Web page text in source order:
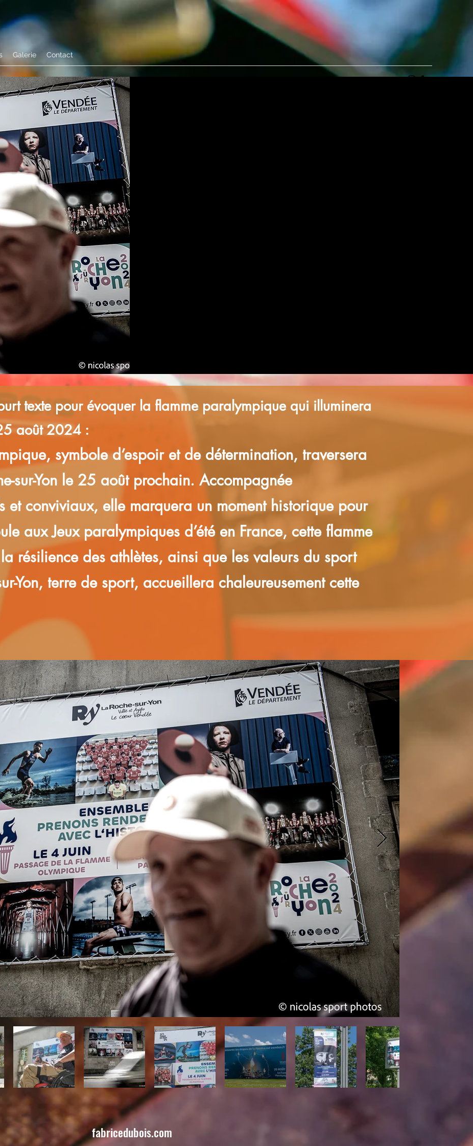
Galerie Contact
texte pour évoquer la flamme paralympique qui illuminera
août 2024 :
symbole d’espoir et de détermination, traversera
sur-Yon le 25 août prochain. Accompagnée
et conviviaux, elle marquera un moment historique pour
aux Jeux paralympiques d’été en France, cette flamme
résilience des athlètes, ainsi que les valeurs du sport
Yon, terre de sport, accueillera chaleureusement cette
fabricedubois.com